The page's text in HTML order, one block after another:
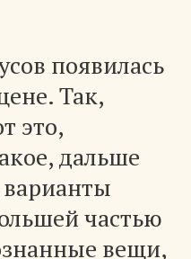
появилась
Так,
это,
дальше
варианты
частью
вещи,